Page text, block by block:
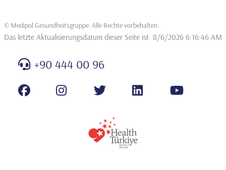
© Medipol Gesundheitsgruppe. Alle Rechte vorbehalten.
Das letzte Aktualisierungsdatum dieser Seite ist 8/6/2026 6:16:46 AM
+90 444 00 96